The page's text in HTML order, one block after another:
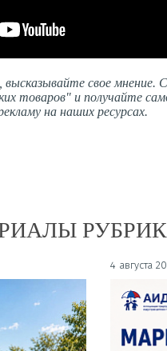
высказывайте свое мнение.
товаров" и получайте
на наших ресурсах.
4 августа